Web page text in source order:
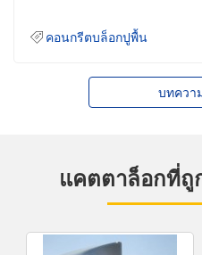
คอนกรีตบล็อกปูพื้น
บทควา
แคตตาล็อกที่